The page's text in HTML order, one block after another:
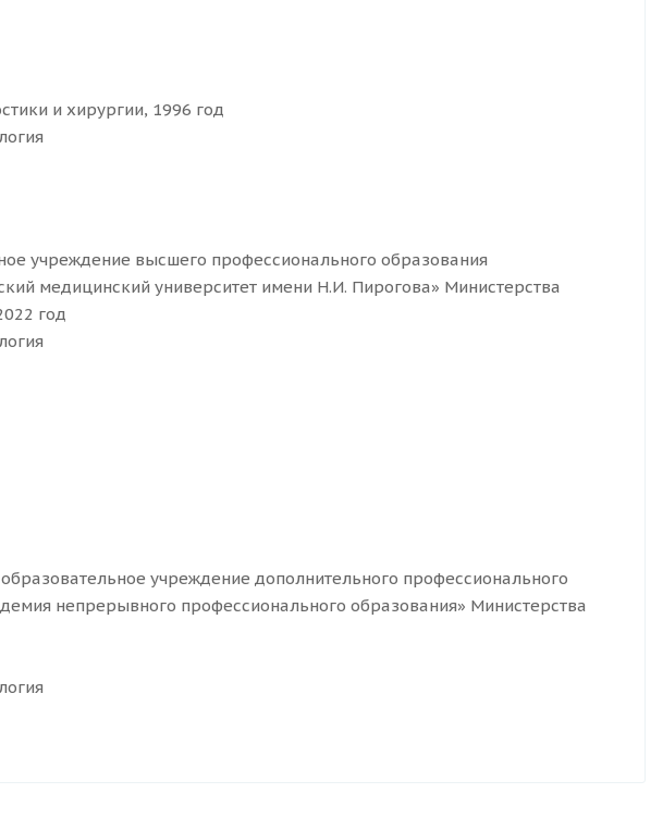
и хирургии, 1996 год
учреждение высшего профессионального образования
медицинский университет имени Н.И. Пирогова» Министерства
год
учреждение дополнительного профессионального
непрерывного профессионального образования» Министерства